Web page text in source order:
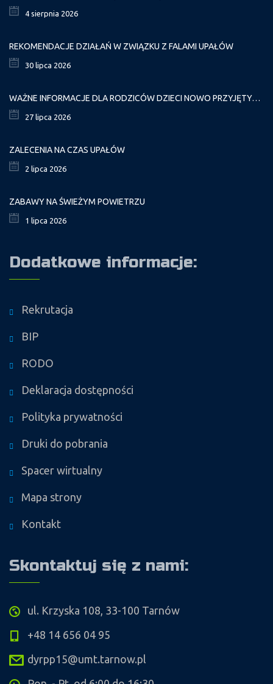
4 sierpnia 2026
REKOMENDACJE DZIAŁAŃ W ZWIĄZKU Z FALAMI UPAŁÓW
30 lipca 2026
WAŻNE INFORMACJE DLA RODZICÓW DZIECI NOWO PRZYJĘTYCH GR. I
27 lipca 2026
ZALECENIA NA CZAS UPAŁÓW
2 lipca 2026
ZABAWY NA ŚWIEŻYM POWIETRZU
1 lipca 2026
Dodatkowe informacje:
Rekrutacja
BIP
RODO
Deklaracja dostępności
Polityka prywatności
Druki do pobrania
Spacer wirtualny
Mapa strony
Kontakt
Skontaktuj się z nami:
ul. Krzyska 108, 33-100 Tarnów
+48 14 656 04 95
dyrpp15@umt.tarnow.pl